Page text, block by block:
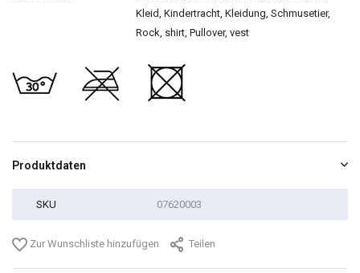
Kleid, Kindertracht, Kleidung, Schmusetier,
Rock, shirt, Pullover, vest
Produktdaten
SKU 07620003
Zur Wunschliste hinzufügen Teilen